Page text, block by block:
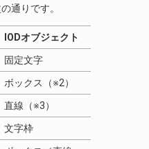
通りです。
IODオブジェクト
固定文字
ボックス（※2）
直線（※3）
文字枠